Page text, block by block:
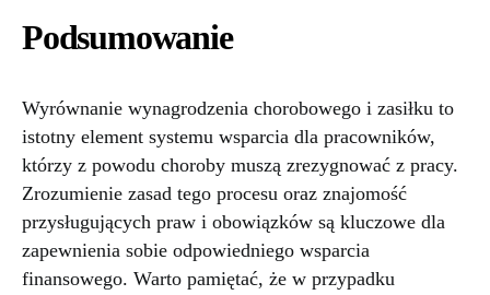
Podsumowanie
Wyrównanie wynagrodzenia chorobowego i zasiłku to
istotny element systemu wsparcia dla pracowników,
którzy z powodu choroby muszą zrezygnować z pracy.
Zrozumienie zasad tego procesu oraz znajomość
przysługujących praw i obowiązków są kluczowe dla
zapewnienia sobie odpowiedniego wsparcia
finansowego. Warto pamiętać, że w przypadku